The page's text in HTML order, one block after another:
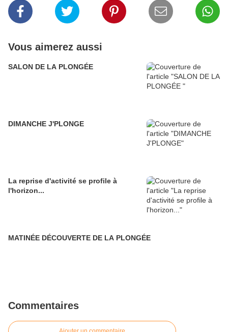
Vous aimerez aussi
SALON DE LA PLONGÉE
DIMANCHE J'PLONGE
La reprise d'activité se profile à
l'horizon...
MATINÉE DÉCOUVERTE DE LA PLONGÉE
Commentaires